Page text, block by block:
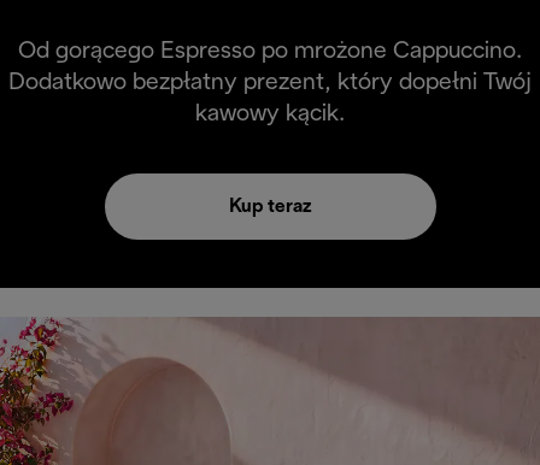
Od gorącego Espresso po mrożone Cappuccino.
Dodatkowo bezpłatny prezent, który dopełni Twój
kawowy kącik.
Kup teraz